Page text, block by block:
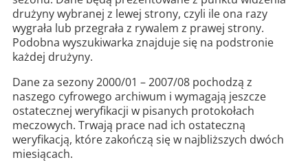
drużyny wybranej z lewej strony, czyli ile ona razy
wygrała lub przegrała z rywalem z prawej strony.
Podobna wyszukiwarka znajduje się na podstronie
każdej drużyny.
Dane za sezony 2000/01 – 2007/08 pochodzą z
naszego cyfrowego archiwum i wymagają jeszcze
ostatecznej weryfikacji w pisanych protokołach
meczowych. Trwają prace nad ich ostateczną
weryfikacją, które zakończą się w najbliższych dwóch
miesiącach.